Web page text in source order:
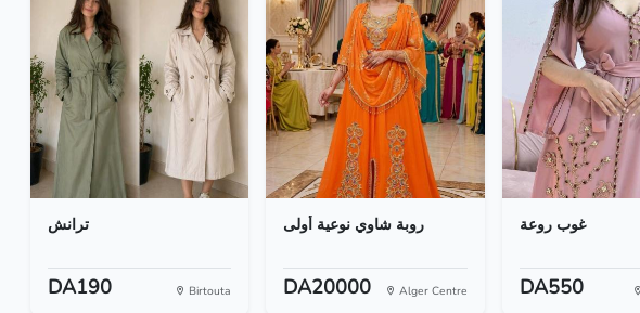
ترانش
DA190 Birtouta
روبة شاوي نوعية أولى
DA20000 Alger Centre
غوب روعة
DA550